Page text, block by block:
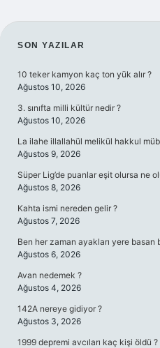
SIDEBAR
SON YAZILAR
10 teker kamyon kaç ton yük alır ?
Ağustos 10, 2026
3. sınıfta milli kültür nedir ?
Ağustos 10, 2026
La ilahe illallahül melikül hakkul
Ağustos 9, 2026
Süper Lig’de puanlar eşit olursa ne
Ağustos 8, 2026
Kahta ismi nereden gelir ?
Ağustos 7, 2026
Ben her zaman ayakları yere basan
Ağustos 6, 2026
Avan nedemek ?
Ağustos 4, 2026
142A nereye gidiyor ?
Ağustos 3, 2026
1999 depremi avcıları kaç kişi öldü ?